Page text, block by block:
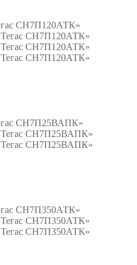
СН7П120АТК»
СН7П25ВАПК»
СН7П350АТК»